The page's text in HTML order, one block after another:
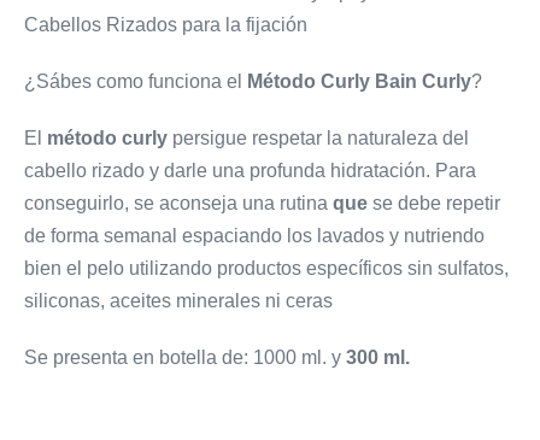
Cabellos Rizados para la fijación
¿Sábes como funciona el Método Curly Bain Curly?
El método curly persigue respetar la naturaleza del
cabello rizado y darle una profunda hidratación. Para
conseguirlo, se aconseja una rutina que se debe repetir
de forma semanal espaciando los lavados y nutriendo
bien el pelo utilizando productos específicos sin sulfatos,
siliconas, aceites minerales ni ceras
Se presenta en botella de: 1000 ml . y 300 ml.